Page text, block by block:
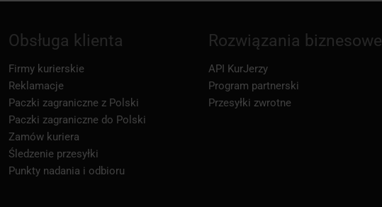
Obsługa klienta
Firmy kurierskie
Reklamacje
Paczki zagraniczne z Polski
Paczki zagraniczne do Polski
Zamów kuriera
Śledzenie przesyłki
Punkty nadania i odbioru
Rozwiązania biznesowe
API KurJerzy
Program partnerski
Przesyłki zwrotne